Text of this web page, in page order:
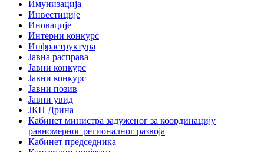
Имунизација
Инвестиције
Иновације
Интерни конкурс
Инфраструктура
Јавна расправа
Јавни конкурс
Јавни конкурс
Јавни позив
Јавни увид
ЈКП Дрина
Кабинет министра задуженог за координацију
равномерног регионалног развоја
Кабинет председника